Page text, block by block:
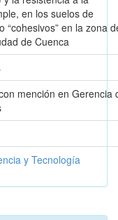
en los suelos de
“cohesivos” en la zona
de Cuenca
mención en Gerencia
y Tecnología